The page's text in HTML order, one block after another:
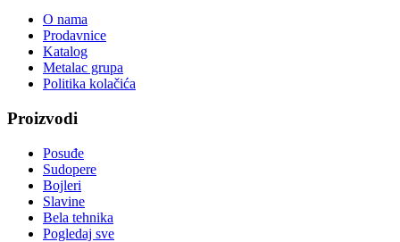
O nama
Prodavnice
Katalog
Metalac grupa
Politika kolačića
Proizvodi
Posuđe
Sudopere
Bojleri
Slavine
Bela tehnika
Pogledaj sve